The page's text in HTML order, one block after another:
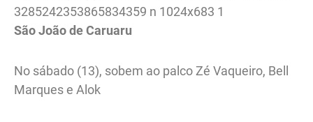
São João de Caruaru
No sábado (13), sobem ao palco Zé Vaqueiro, Bell
Marques e Alok